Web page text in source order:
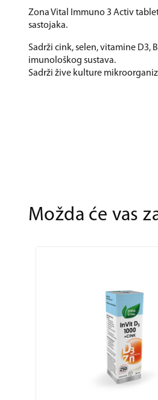
Zona Vital Immuno 3 Activ
sastojaka.
Sadrži cink, selen, vitamine D3,
imunološkog sustava.
Sadrži žive kulture
Možda će vas